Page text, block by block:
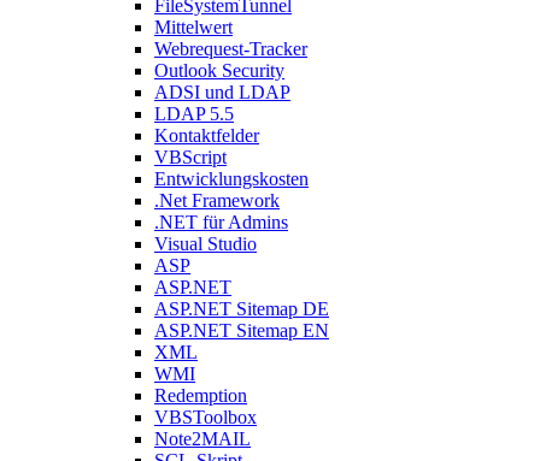
FileSystemTunnel
Mittelwert
Webrequest-Tracker
Outlook Security
ADSI und LDAP
LDAP 5.5
Kontaktfelder
VBScript
Entwicklungskosten
.Net Framework
.NET für Admins
Visual Studio
ASP
ASP.NET
ASP.NET Sitemap DE
ASP.NET Sitemap EN
XML
WMI
Redemption
VBSToolbox
Note2MAIL